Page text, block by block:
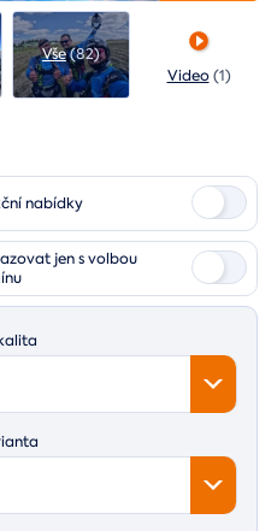
Vše(82)
Video (1)
nabídky
jen s volbou